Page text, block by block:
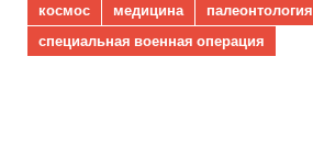
космос
медицина
палеонтология
специальная военная операция